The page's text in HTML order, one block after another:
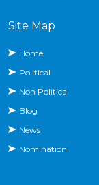
Site Map
Home
Political
Non Political
Blog
News
Nomination